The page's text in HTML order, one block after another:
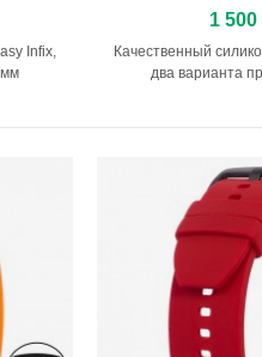
Infix,
мм
1
Качественный
два варианта